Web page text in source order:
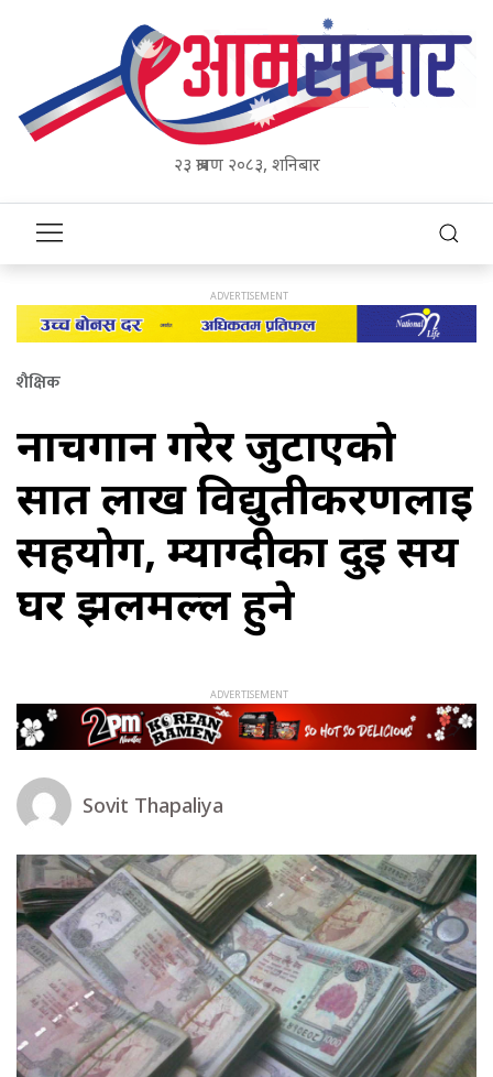
२३ श्रावण २०८३, शनिबार
शैक्षिक
नाचगान गरेर जुटाएको
सात लाख विद्युतीकरणलाई
सहयोग, म्याग्दीका दुई सय
घर झलमल्ल हुने
Sovit Thapaliya